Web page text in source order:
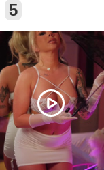
5